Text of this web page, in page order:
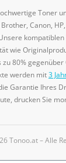
Toner
Canon,
wie
zu 80%
werden mit3
Garantie Ihres
drucken Sie
Tonoo.at – Alle